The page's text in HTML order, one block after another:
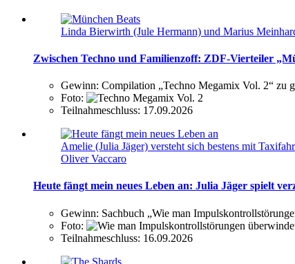
Linda Bierwirth (Jule Hermann) und Marius
Zwischen Techno und Familienzoff: ZDF-Vierteiler
Gewinn: Compilation „Techno Megamix Vol. 2“ zu
Foto:
Teilnahmeschluss: 17.09.2026
Amelie (Julia Jäger) versteht sich bestens mit
Oliver Vaccaro
Heute fängt mein neues Leben an: Julia Jäger spielt
Gewinn: Sachbuch „Wie man
Foto:
Teilnahmeschluss: 16.09.2026